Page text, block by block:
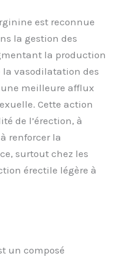
est reconnue
la gestion des
la production
la vasodilatation des
meilleure afflux
Cette action
de l’érection, à
renforcer la
surtout chez les
érectile légère à
un composé